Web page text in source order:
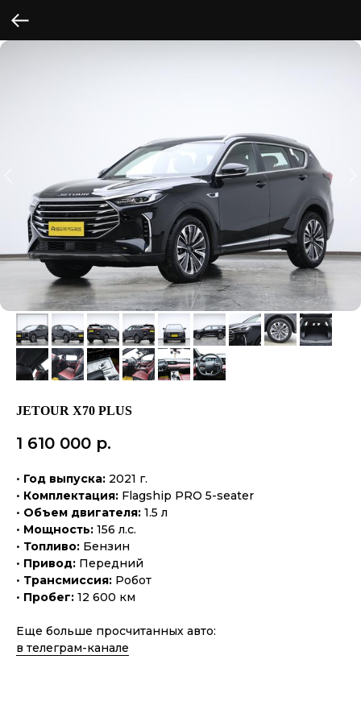
JETOUR X70 PLUS
1 610 000 р.
• Год выпуска: 2021 г.
• Комплектация: Flagship PRO 5-seater
• Объем двигателя: 1.5 л
• Мощность: 156 л.с.
• Топливо: Бензин
• Привод: Передний
• Трансмиссия: Робот
• Пробег: 12 600 км
Еще больше просчитанных авто:
в телеграм-канале